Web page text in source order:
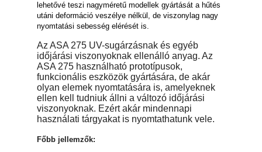
lehetővé teszi nagyméretű modellek gyártását a hűtés
utáni deformáció veszélye nélkül, de viszonylag nagy
nyomtatási sebesség elérését is.
Az ASA 275 UV-sugárzásnak és egyéb
időjárási viszonyoknak ellenálló anyag. Az
ASA 275 használható prototípusok,
funkcionális eszközök gyártására, de akár
olyan elemek nyomtatására is, amelyeknek
ellen kell tudniuk állni a változó időjárási
viszonyoknak. Ezért akár mindennapi
használati tárgyakat is nyomtathatunk vele.
Főbb jellemzők: